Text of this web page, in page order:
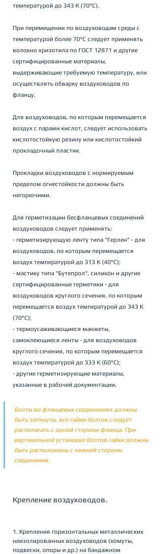
температурой до 343 К (70°С).
При перемещении по воздуховодам среды с
температурой более 70°С следует применять
волокно хризотила по ГОСТ 12871 и другие
сертифицированные материалы,
выдерживающие требуемую температуру, или
осуществлять обварку воздуховодов по
фланцу.
Для воздуховодов, по которым перемещается
воздух с парами кислот, следует использовать
кислотостойкую резину или кислотостойкий
прокладочный пластик.
Прокладки воздуховодов с нормируемым
пределом огнестойкости должны быть
негорючими.
Для герметизации бесфланцевых соединений
воздуховодов следует применять:
- герметизирующую ленту типа "Герлен" - для
воздуховодов, по которым перемещается
воздух температурой до 313 К (40°С);
- мастику типа "Бутепрол", силикон и другие
сертифицированные герметики - для
воздуховодов круглого сечения, по которым
перемещается воздух температурой до 343 К
(70°С);
- термоусаживающиеся манжеты,
самоклеющиеся ленты - для воздуховодов
круглого сечения, по которым перемещается
воздух температурой до 333 К (60°С);
- другие герметизирующие материалы,
указанные в рабочей документации.
Болты во фланцевых соединениях должны
быть затянуты, все гайки болтов следует
располагать с одной стороны фланца. При
вертикальной установке болтов гайки должны
быть расположены с нижней стороны
соединения.
Крепление воздуховодов.
1. Крепления горизонтальных металлических
неизолированных воздуховодов (хомуты,
подвески, опоры и др.) на бандажном